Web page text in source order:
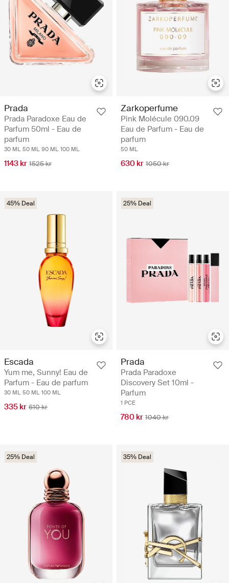
Prada
Prada Paradoxe Eau de
Parfum 50ml - Eau de
parfum
30 ML 50 ML 90 ML 100 ML
1143 kr 1525 kr
Zarkoperfume
Pink Molécule 090.09
Eau de Parfum - Eau de
parfum
50 ML
630 kr 1050 kr
45% Deal
Escada
Yum me, Sunny! Eau de
Parfum - Eau de parfum
30 ML 50 ML 100 ML
335 kr 610 kr
25% Deal
Prada
Prada Paradoxe
Discovery Set 10ml -
Parfum
1 PCE
780 kr 1040 kr
25% Deal 35% Deal